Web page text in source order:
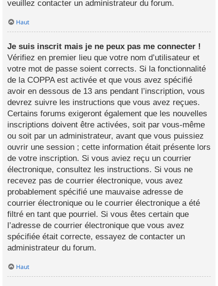
veuillez contacter un administrateur du forum.
Haut
Je suis inscrit mais je ne peux pas me connecter !
Vérifiez en premier lieu que votre nom d’utilisateur et
votre mot de passe soient corrects. Si la fonctionnalité
de la COPPA est activée et que vous avez spécifié
avoir en dessous de 13 ans pendant l’inscription, vous
devrez suivre les instructions que vous avez reçues.
Certains forums exigeront également que les nouvelles
inscriptions doivent être activées, soit par vous-même
ou soit par un administrateur, avant que vous puissiez
ouvrir une session ; cette information était présente lors
de votre inscription. Si vous aviez reçu un courrier
électronique, consultez les instructions. Si vous ne
recevez pas de courrier électronique, vous avez
probablement spécifié une mauvaise adresse de
courrier électronique ou le courrier électronique a été
filtré en tant que pourriel. Si vous êtes certain que
l’adresse de courrier électronique que vous avez
spécifiée était correcte, essayez de contacter un
administrateur du forum.
Haut